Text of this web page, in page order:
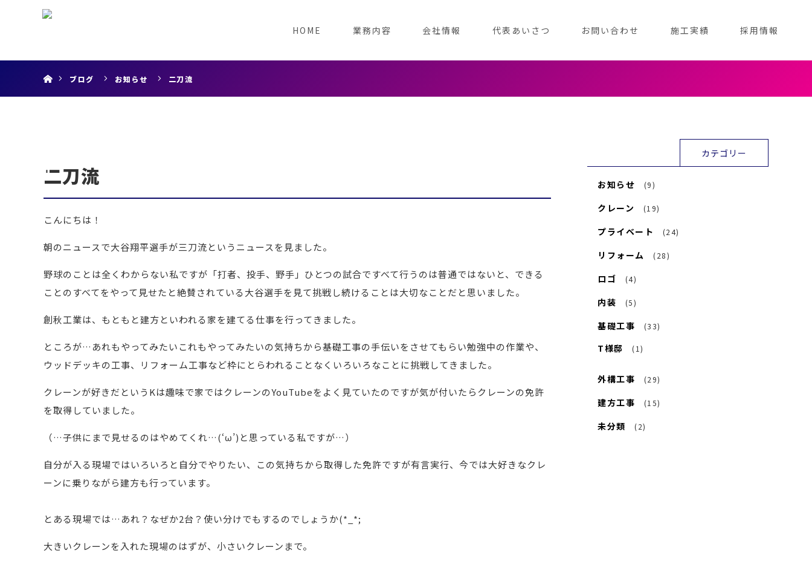
HOME 業務内容 会社情報 代表あいさつ お問い合わせ 施工実績 採用情報
ブログ
お知らせ 二刀流
二刀流
こんにちは！
朝のニュースで大谷翔平選手が三刀流というニュースを見ました。
野球のことは全くわからない私ですが「打者、投手、野手」ひとつの試合ですべて行うのは普通ではないと、できる
ことのすべてをやって見せたと絶賛されている大谷選手を見て挑戦し続けることは大切なことだと思いました。
創秋工業は、もともと建方といわれる家を建てる仕事を行ってきました。
ところが…あれもやってみたいこれもやってみたいの気持ちから基礎工事の手伝いをさせてもらい勉強中の作業や、
ウッドデッキの工事、リフォーム工事など枠にとらわれることなくいろいろなことに挑戦してきました。
クレーンが好きだというKは趣味で家ではクレーンのYouTubeをよく見ていたのですが気が付いたらクレーンの免許
を取得していました。
（…子供にまで見せるのはやめてくれ…(‘ω’)と思っている私ですが…）
自分が入る現場ではいろいろと自分でやりたい、この気持ちから取得した免許ですが有言実行、今では大好きなクレ
ーンに乗りながら建方も行っています。
とある現場では…あれ？なぜか2台？使い分けでもするのでしょうか(*_*;
大きいクレーンを入れた現場のはずが、小さいクレーンまで。
カテゴリー
お知らせ (9)
クレーン (19)
プライベート (24)
リフォーム (28)
ロゴ (4)
内装 (5)
基礎工事 (33)
T様邸 (1)
外構工事 (29)
建方工事 (15)
未分類 (2)